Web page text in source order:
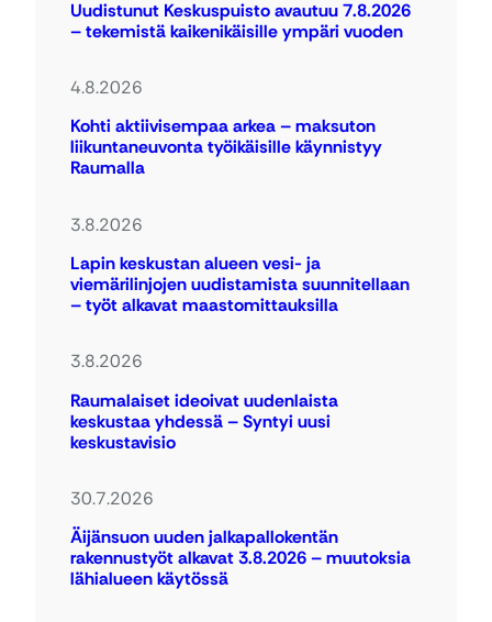
Uudistunut Keskuspuisto avautuu 7.8.2026
– tekemistä kaikenikäisille ympäri vuoden
4.8.2026
Kohti aktiivisempaa arkea – maksuton
liikuntaneuvonta työikäisille käynnistyy
Raumalla
3.8.2026
Lapin keskustan alueen vesi- ja
viemärilinjojen uudistamista suunnitellaan
– työt alkavat maastomittauksilla
3.8.2026
Raumalaiset ideoivat uudenlaista
keskustaa yhdessä – Syntyi uusi
keskustavisio
30.7.2026
Äijänsuon uuden jalkapallokentän
rakennustyöt alkavat 3.8.2026 – muutoksia
lähialueen käytössä